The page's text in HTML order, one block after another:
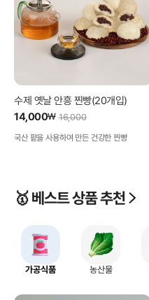
수제 옛날 안흥 찐빵(20개입)
14,000₩ 16,000
국산 팥을 사용하여 만든 건강한 찐빵
🥇 베스트 상품 추천
가공식품 농산물